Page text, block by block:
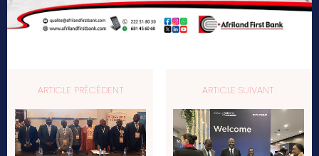
ARTICLE PRÉCÉDENT ARTICLE SUIVANT